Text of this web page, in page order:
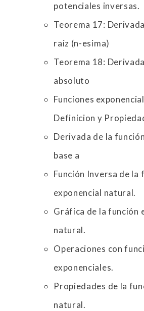
potenciales inversas.
Teorema 17:
raiz (n-esima)
Teorema 18:
absoluto
Funciones
Definicion y
Derivada de la
base a
Función Inversa de la
exponencial natural.
Gráfica de la función
natural.
Operaciones con
exponenciales.
Propiedades de la
natural.